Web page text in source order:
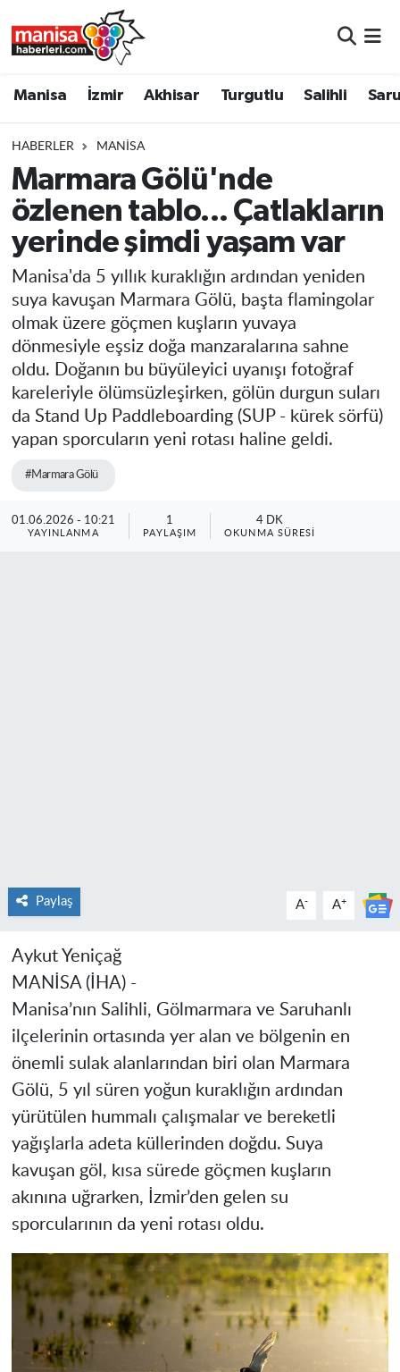
Manisa İzmir Akhisar Turgutlu Salihli
HABERLER MANISA
Marmara Gölü'nde
özlenen tablo... Çatlakların
yerinde şimdi yaşam var
Manisa'da 5 yıllık kuraklığın ardından yeniden
suya kavuşan Marmara Gölü, başta flamingolar
olmak üzere göçmen kuşların yuvaya
dönmesiyle eşsiz doğa manzaralarına sahne
oldu. Doğanın bu büyüleyici uyanışı fotoğraf
kareleriyle ölümsüzleşirken, gölün durgun suları
da Stand Up Paddleboarding (SUP - kürek sörfü)
yapan sporcuların yeni rotası haline geldi.
#Marmara Gölü
01.06.2026 - 10:21
YAYINLANMA
1
PAYLAŞIM
4 DK
OKUNMA SÜRESI
Paylaş A- A+
Aykut Yeniçağ
MANİSA (İHA) -
Manisa’nın Salihli, Gölmarmara ve Saruhanlı
ilçelerinin ortasında yer alan ve bölgenin en
önemli sulak alanlarından biri olan Marmara
Gölü, 5 yıl süren yoğun kuraklığın ardından
yürütülen hummalı çalışmalar ve bereketli
yağışlarla adeta küllerinden doğdu. Suya
kavuşan göl, kısa sürede göçmen kuşların
akınına uğrarken, İzmir’den gelen su
sporcularının da yeni rotası oldu.
Turgutlu
Salihli
Saruhanlı
Soma
Resmi İlanlar
Manisa Nöbetçi Eczaneler
Manisa Trafik Yoğunluk Haritası
Süper Lig Puan Durumu ve Fikstür
Tüm Manşetler
Son Dakika Haberleri
Haber Arşivi